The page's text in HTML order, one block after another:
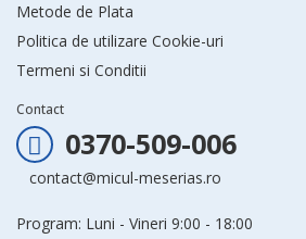
Metode de Plata
Politica de utilizare Cookie-uri
Termeni si Conditii
Contact
0370-509-006
contact@micul-meserias.ro
Program: Luni - Vineri 9:00 - 18:00